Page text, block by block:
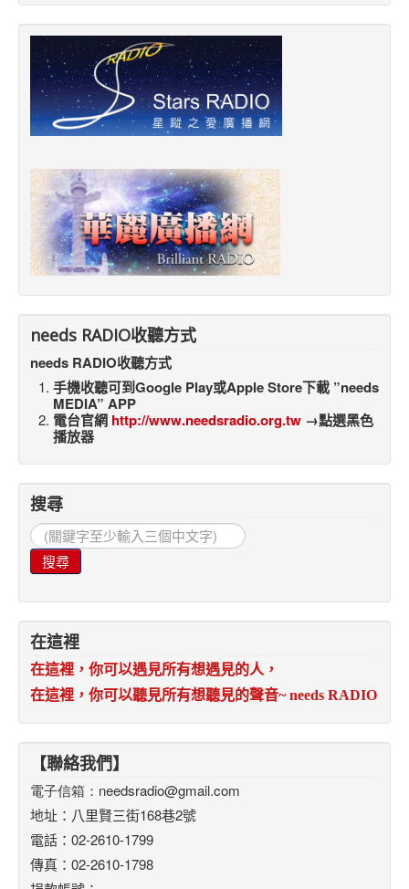
needs RADIO收聽方式
needs RADIO收聽方式
手機收聽可到Google Play或Apple Store下載 ”needs
MEDIA” APP
電台官網 http://www.needsradio.org.tw →點選黑色
播放器
搜尋
搜
尋...
搜尋
在這裡
在這裡，你可以遇見所有想遇見的人，
在這裡，你可以聽見所有想聽見的聲音~ needs RADIO
【聯絡我們】
電子信箱： needsradio@gmail.com
地址：八里賢三街168巷2號
電話：02-2610-1799
傳真：02-2610-1798